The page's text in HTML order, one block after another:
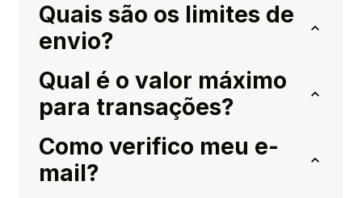
Quais são os limites de
envio?
Qual é o valor máximo
para transações?
Como verifico meu e-
mail?